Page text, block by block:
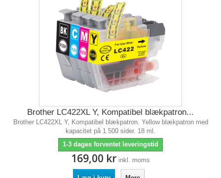
Brother LC422XL Y, Kompatibel blækpatron...
Brother LC422XL Y, Kompatibel blækpatron. Yellow blækpatron med
kapacitet på 1.500 sider. 18 ml.
1-3 dages forventet leveringstid
169,00 kr inkl. moms